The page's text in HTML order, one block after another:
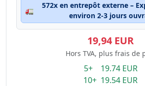
🚛
572x en entrepôt externe –
environ 2-3 jours
19,94 EUR
Hors TVA, plus frais de
5+ 19.74 EUR
10+ 19.54 EUR